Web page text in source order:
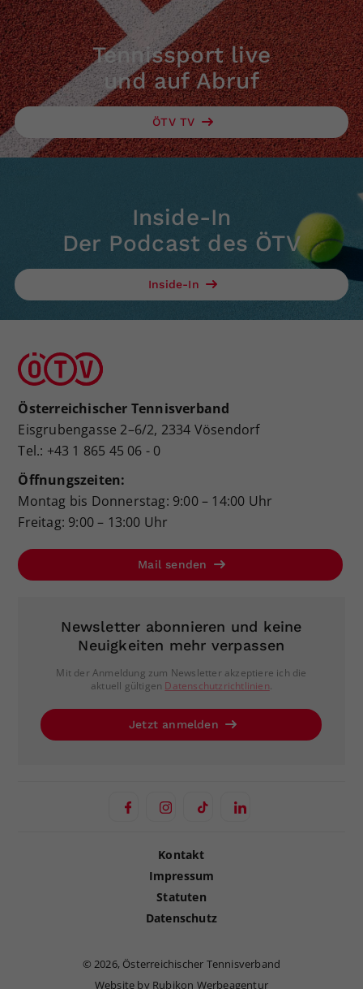
Tennissport live
und auf Abruf
ÖTV TV
Inside-In
Der Podcast des ÖTV
Inside-In
Österreichischer Tennisverband
Eisgrubengasse 2–6/2, 2334 Vösendorf
Tel.: +43 1 865 45 06 - 0
Öffnungszeiten:
Montag bis Donnerstag: 9:00 – 14:00 Uhr
Freitag: 9:00 – 13:00 Uhr
Mail senden
Newsletter abonnieren und keine
Neuigkeiten mehr verpassen
Mit der Anmeldung zum Newsletter akzeptiere ich die
aktuell gültigen Datenschutzrichtlinien.
Jetzt anmelden
Kontakt
Impressum
Statuten
Datenschutz
©2026, Österreichischer Tennisverband
Website by Rubikon Werbeagentur